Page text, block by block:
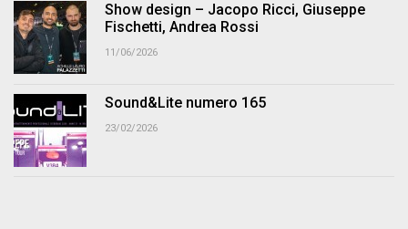
Show design – Jacopo Ricci, Giuseppe
Fischetti, Andrea Rossi
11/06/2026
Sound&Lite numero 165
23/02/2026